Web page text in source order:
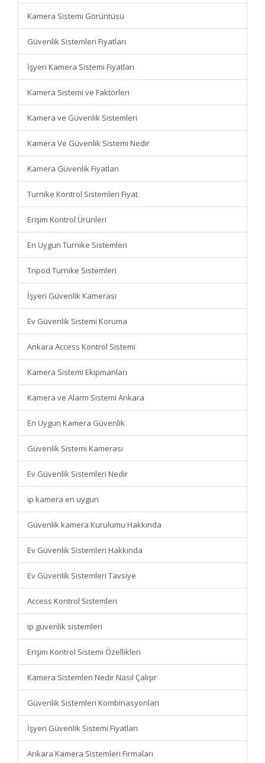
Kamera Sistemi Görüntüsü
Güvenlik Sistemleri Fiyatları
İşyeri Kamera Sistemi Fiyatları
Kamera Sistemi ve Faktörleri
Kamera ve Güvenlik Sistemleri
Kamera Ve Güvenlik Sistemi Nedir
Kamera Güvenlik Fiyatları
Turnike Kontrol Sistemleri Fiyat
Erişim Kontrol Ürünleri
En Uygun Turnike Sistemleri
Tripod Turnike Sistemleri
İşyeri Güvenlik Kamerası
Ev Güvenlik Sistemi Koruma
Ankara Access Kontrol Sistemi
Kamera Sistemi Ekipmanları
Kamera ve Alarm Sistemi Ankara
En Uygun Kamera Güvenlik
Güvenlik Sistemi Kamerası
Ev Güvenlik Sistemleri Nedir
ip kamera en uygun
Güvenlik kamera Kurulumu Hakkında
Ev Güvenlik Sistemleri Hakkında
Ev Güvenlik Sistemleri Tavsiye
Access Kontrol Sistemleri
ip güvenlik sistemleri
Erişim Kontrol Sistemi Özellikleri
Kamera Sistemleri Nedir Nasıl Çalışır
Güvenlik Sistemleri Kombinasyonları
İşyeri Güvenlik Sistemi Fiyatları
Ankara Kamera Sistemleri Firmaları